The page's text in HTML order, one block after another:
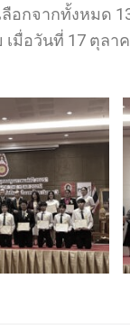
อกจากทั้งหมด
มื่อวันที่ 17 ตุลา